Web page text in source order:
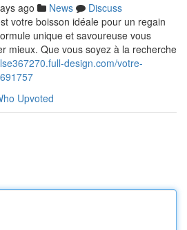
ago News
Discuss
votre boisson idéale pour un regain
unique et savoureuse vous
mieux. Que vous soyez à la recherche
design.com/votre-
Upvoted